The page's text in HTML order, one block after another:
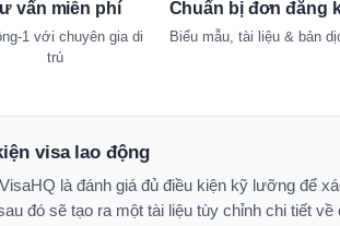
vấn miễn phí
1 với chuyên gia di
trú
Chuẩn bị đơn đăng
Biểu mẫu, tài liệu & bản
visa lao động
là đánh giá đủ điều kiện kỹ lưỡng để
đó sẽ tạo ra một tài liệu tùy chỉnh chi tiết